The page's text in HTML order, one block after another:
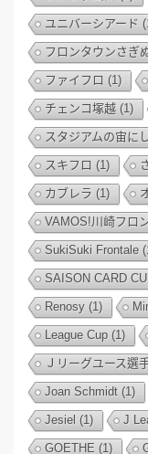
ユニバーシアード
フロンタウンさぎ
ファイフロ (1)
チェンコ塚越 (1)
スタジアムの宙に
スキフロ (1)
カブレラ (1)
VAMOS!川崎フロ
SukiSuki Frontale
SAISON CARD
Renosy (1)
League Cup (1)
Ｊリーグユース選
Joan Schmidt (1)
Jesiel (1) J
GOETHE (1)